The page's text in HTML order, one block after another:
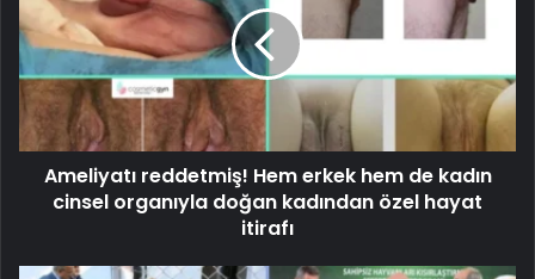
Ameliyatı reddetmiş! Hem erkek hem de kadın
cinsel organıyla doğan kadından özel hayat
itirafı